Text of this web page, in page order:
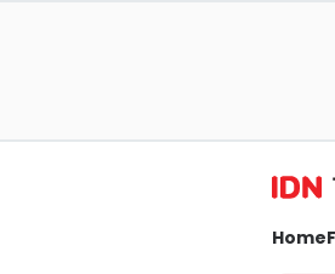
Home